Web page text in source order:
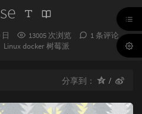
日 13005 次浏览
1 条评论
分
Linux docker树莓派
分享到：